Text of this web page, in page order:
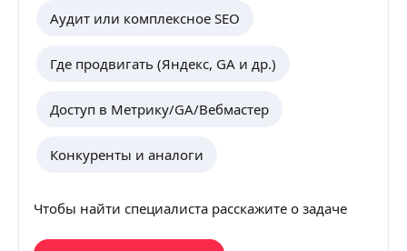
Аудит или комплексное SEO
Где продвигать (Яндекс, GA и др.)
Доступ в Метрику/GA/Вебмастер
Конкуренты и аналоги
Чтобы найти специалиста расскажите о задаче